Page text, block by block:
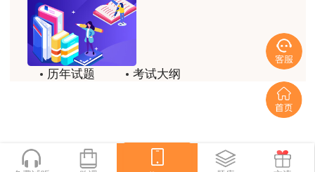
贾老师一如既往的稳
用户m1****68
回顾整个学习过程，我收获的不仅是证书和技能，更
重要的是养成了持续学习的习惯和自我驱动力；这门
网课像一位循循善诱的引路人，让我相信只要选对方
法、坚持行动，每个人都能突破自己的天花板，真心
目标进发！
用户m2****18
历年试题
考试大纲